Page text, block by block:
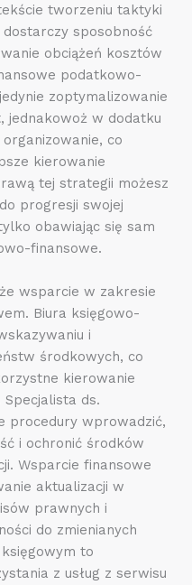
tworzeniu taktyki
sposobność
obciążeń kosztów
podatkowo-
zoptymalizowanie
jednakowoż w dodatku
co
kierowanie
tej strategii możesz
progresji swojej
obawiając się sam
finansowe.
wsparcie w zakresie
Biura księgowo-
i
środkowych, co
kierowanie
ds.
procedury wprowadzić,
i ochronić środków
Wsparcie finansowe
aktualizacji w
prawnych i
do zmienianych
to
z usług z serwisu